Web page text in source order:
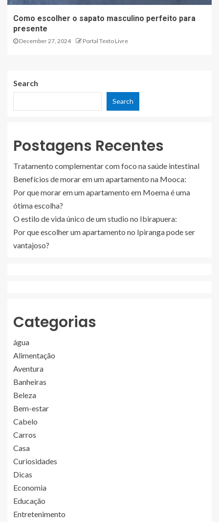
Como escolher o sapato masculino perfeito para
presente
December 27, 2024 Portal Texto Livre
Search
Search
Postagens Recentes
Tratamento complementar com foco na saúde intestinal
Benefícios de morar em um apartamento na Mooca:
Por que morar em um apartamento em Moema é uma
ótima escolha?
O estilo de vida único de um studio no Ibirapuera:
Por que escolher um apartamento no Ipiranga pode ser
vantajoso?
Categorias
água
Alimentação
Aventura
Banheiras
Beleza
Bem-estar
Cabelo
Carros
Casa
Curiosidades
Dicas
Economia
Educação
Entretenimento